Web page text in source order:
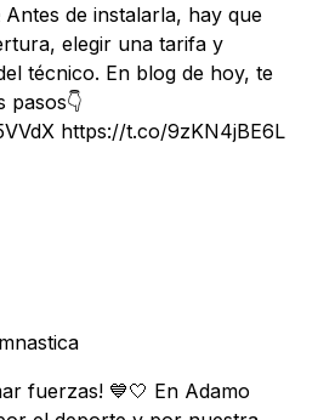
de instalarla, hay que
elegir una tarifa y
técnico. En blog de hoy, te
pasos👇
https://t.co/9zKN4jBE6L
fuerzas! 💙🤍 En Adamo